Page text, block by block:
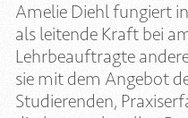
Amelie Diehl fungiert
als leitende Kraft bei
Lehrbeauftragte
sie mit dem Angebot
Studierenden,